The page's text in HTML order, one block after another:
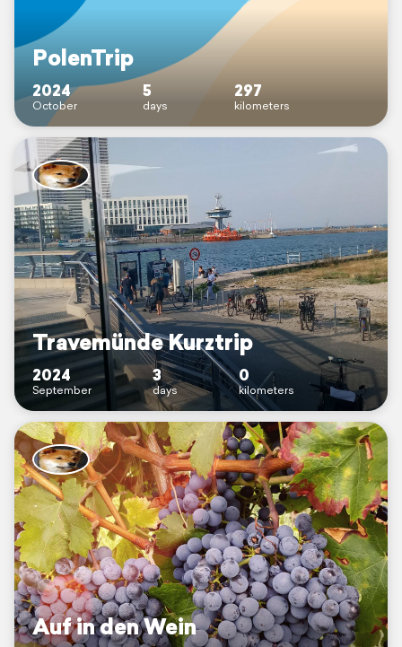
PolenTrip
2024
October
5
days
297
kilometers
Travemünde Kurztrip
2024
September
3
days
0
kilometers
Auf in den Wein